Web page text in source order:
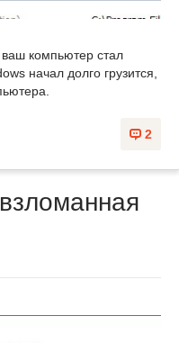
ваш компьютер стал
начал долго грузится,
2